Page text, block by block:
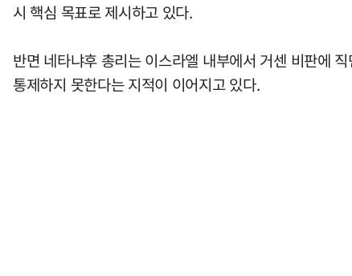
시 핵심 목표로 제시하고 있다.
반면 네타냐후 총리는 이스라엘 내부에서 거센 비판에
통제하지 못한다는 지적이 이어지고 있다.